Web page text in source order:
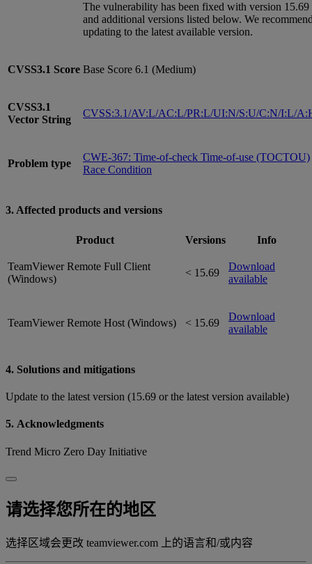
The vulnerability has been fixed with version 15.69
and additional versions listed below. We
updating to the latest available version.
CVSS3.1 Score Base Score 6.1 (Medium)
CVSS3.1
Vector String
CVSS:3.1/AV:L/AC:L/PR:L/UI:N/S:U/C:N/I:L/
Problem type
CWE-367: Time-of-check Time-of-use (TOCTOU)
Race Condition
3. Affected products and versions
Product Versions Info
TeamViewer Remote Full Client
(Windows)
< 15.69
Download
available
TeamViewer Remote Host (Windows) < 15.69
Download
available
4. Solutions and mitigations
Update to the latest version (15.69 or the latest version available)
5. Acknowledgments
Trend Micro Zero Day Initiative
请选择您所在的地区
选择区域会更改 teamviewer.com 上的语言和/或内容